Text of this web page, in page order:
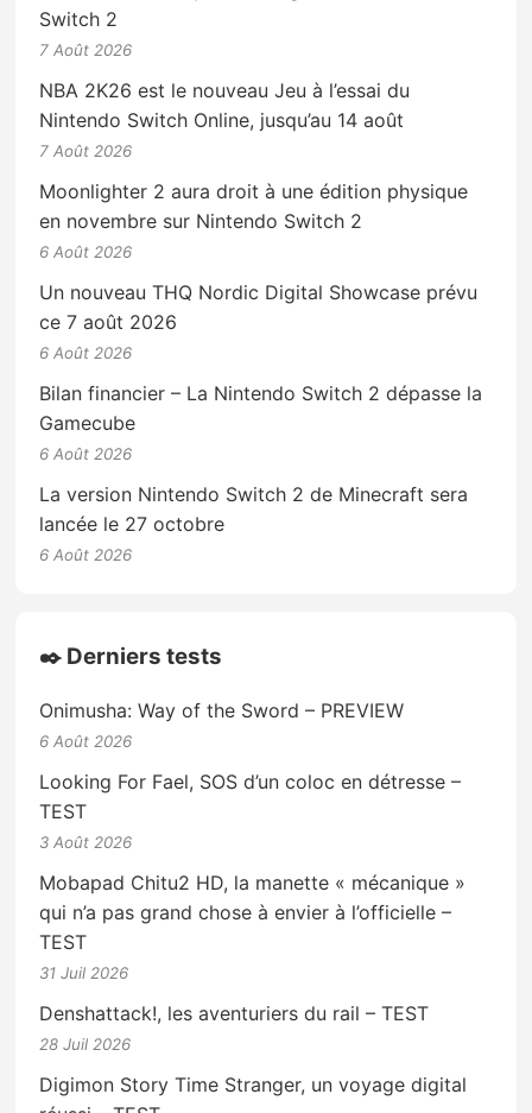
Switch 2
7 Août 2026
NBA 2K26 est le nouveau Jeu à l’essai du
Nintendo Switch Online, jusqu’au 14 août
7 Août 2026
Moonlighter 2 aura droit à une édition physique
en novembre sur Nintendo Switch 2
6 Août 2026
Un nouveau THQ Nordic Digital Showcase prévu
ce 7 août 2026
6 Août 2026
Bilan financier – La Nintendo Switch 2 dépasse la
Gamecube
6 Août 2026
La version Nintendo Switch 2 de Minecraft sera
lancée le 27 octobre
6 Août 2026
✒️ Derniers tests
Onimusha: Way of the Sword – PREVIEW
6 Août 2026
Looking For Fael, SOS d’un coloc en détresse –
TEST
3 Août 2026
Mobapad Chitu2 HD, la manette « mécanique »
qui n’a pas grand chose à envier à l’officielle –
TEST
31 Juil 2026
Denshattack!, les aventuriers du rail – TEST
28 Juil 2026
Digimon Story Time Stranger, un voyage digital